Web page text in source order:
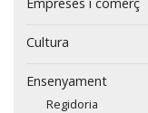
Cultura
Ensenyament
Regidoria